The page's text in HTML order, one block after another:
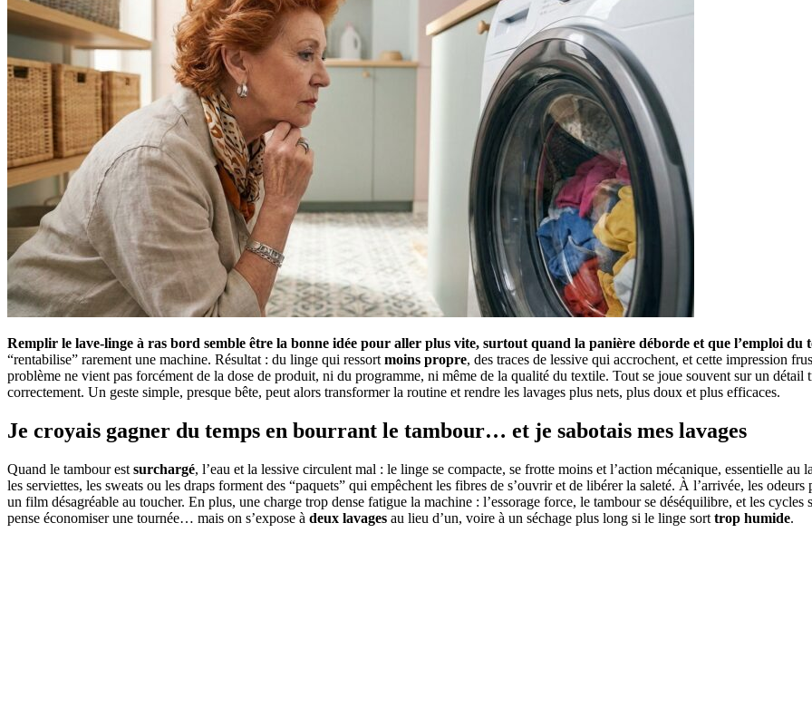
Remplir le lave-linge à ras bord semble être la bonne idée pour aller plus vite, surtout quand la panière déborde et que l’emploi du
“rentabilise” rarement une machine. Résultat : du linge qui ressort moins propre, des traces de lessive qui accrochent, et cette impression
problème ne vient pas forcément de la dose de produit, ni du programme, ni même de la qualité du textile. Tout se joue souvent sur un détail
correctement. Un geste simple, presque bête, peut alors transformer la routine et rendre les lavages plus nets, plus doux et plus efficaces.
Je croyais gagner du temps en bourrant le tambour… et je sabotais mes lavages
Quand le tambour est surchargé, l’eau et la lessive circulent mal : le linge se compacte, se frotte moins et l’action mécanique, essentielle au
les serviettes, les sweats ou les draps forment des “paquets” qui empêchent les fibres de s’ouvrir et de libérer la saleté. À l’arrivée, les
un film désagréable au toucher. En plus, une charge trop dense fatigue la machine : l’essorage force, le tambour se déséquilibre, et les
pense économiser une tournée… mais on s’expose à deux lavages au lieu d’un, voire à un séchage plus long si le linge sort trop humide.